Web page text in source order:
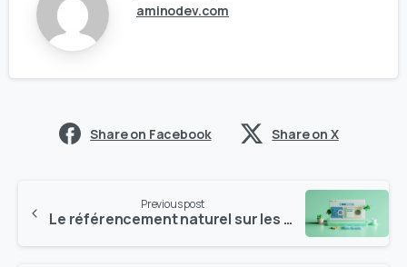
aminodev.com
Share on Facebook Share on X
Previous post
Le référencement naturel sur les moteurs de recherche : tout savoir